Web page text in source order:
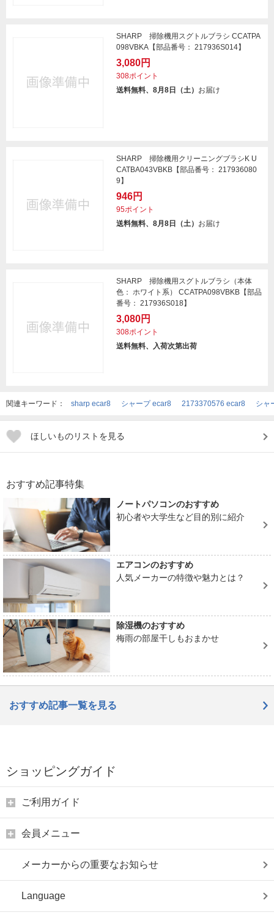
SHARP 掃除機用スグトルブラシ CCATPA
098VBKA【部品番号： 217936S014】
3,080円
308ポイント
送料無料、8月8日（土） お届け
SHARP 掃除機用クリーニングブラシK U
CATBA043VBKB【部品番号： 217936080
9】
946円
95ポイント
送料無料、8月8日（土） お届け
SHARP 掃除機用スグトルブラシ（本体
色： ホワイト系） CCATPA098VBKB【部品
番号： 217936S018】
3,080円
308ポイント
送料無料、入荷次第出荷
関連キーワード： sharp ecar8 シャープ ecar8 2173370576 ecar8 シャ
ほしいものリストを見る
おすすめ記事特集
ノートパソコンのおすすめ
初心者や大学生など目的別に紹介
エアコンのおすすめ
人気メーカーの特徴や魅力とは？
除湿機のおすすめ
梅雨の部屋干しもおまかせ
おすすめ記事一覧を見る
ショッピングガイド
ご利用ガイド
会員メニュー
メーカーからの重要なお知らせ
Language